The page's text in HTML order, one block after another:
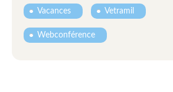
Vacances Vetramil
Webconférence